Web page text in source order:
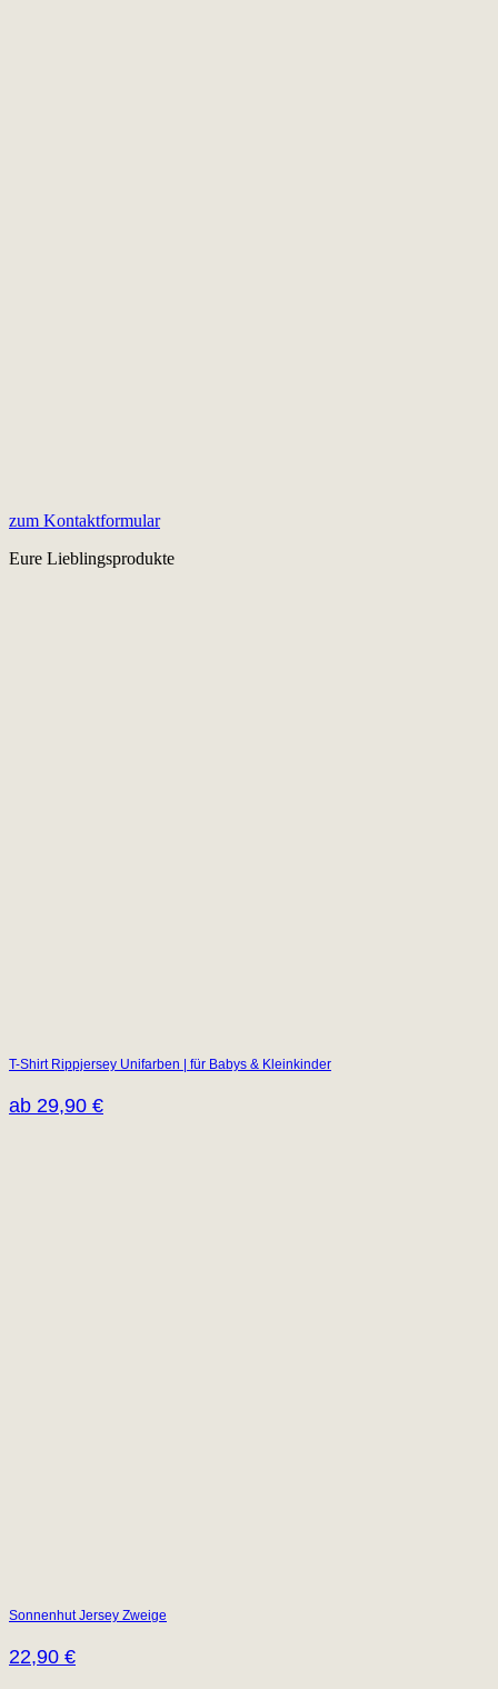
zum Kontaktformular
Eure Lieblingsprodukte
T-Shirt Rippjersey Unifarben | für Babys & Kleinkinder
ab 29,90 €
Sonnenhut Jersey Zweige
22,90 €